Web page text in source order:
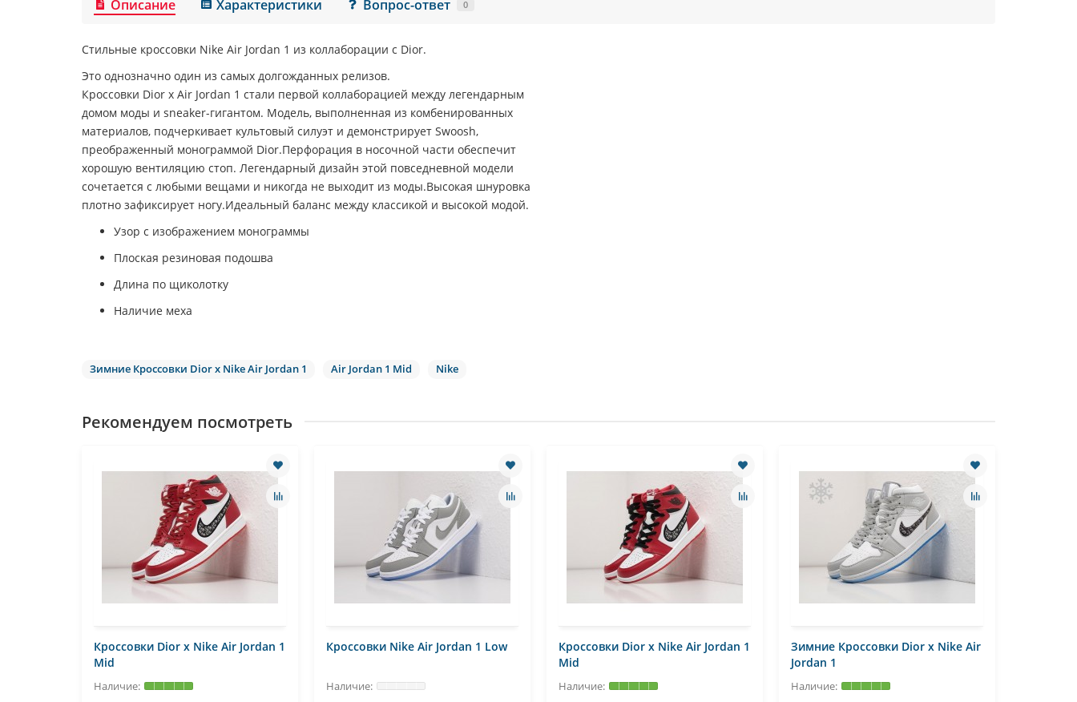
Описание Характеристики Вопрос-ответ 0
Стильные кроссовки Nike Air Jordan 1 из коллаборации с Dior.
Это однозначно один из самых долгожданных релизов.
Кроссовки Dior x Air Jordan 1 стали первой коллаборацией между легендарным
домом моды и sneaker-гигантом. Модель, выполненная из комбенированных
материалов, подчеркивает культовый силуэт и демонстрирует Swoosh,
преображенный монограммой Dior.Перфорация в носочной части обеспечит
хорошую вентиляцию стоп. Легендарный дизайн этой повседневной модели
сочетается с любыми вещами и никогда не выходит из моды.Высокая шнуровка
плотно зафиксирует ногу.Идеальный баланс между классикой и высокой модой.
Узор с изображением монограммы
Плоская резиновая подошва
Длина по щиколотку
Наличие меха
Зимние Кроссовки Dior x Nike Air Jordan 1 Air Jordan 1 Mid Nike
Рекомендуем посмотреть
Кроссовки Dior x Nike Air Jordan 1
Mid
Кроссовки Nike Air Jordan 1 Low
Кроссовки Dior x Nike Air Jordan 1
Mid
Зимние Кроссовки Dior x Nike Air
Jordan 1